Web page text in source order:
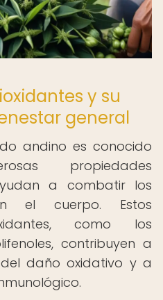
y su
general
andino es conocido
propiedades
a combatir los
el cuerpo. Estos
como los
contribuyen a
daño oxidativo y a